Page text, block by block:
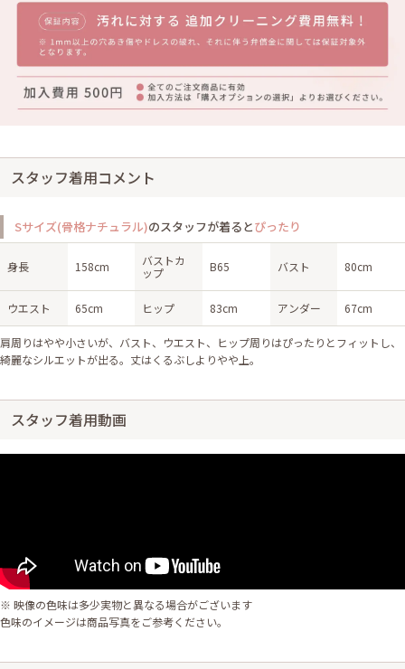
スタッフ着用コメント
Sサイズ(骨格ナチュラル)のスタッフが着るとぴったり
身長 158cm
バストカ
ップ
B65 バスト 80cm
ウエスト 65cm ヒップ 83cm アンダー 67cm
肩周りはやや小さいが、バスト、ウエスト、ヒップ周りはぴったりとフィットし、
綺麗なシルエットが出る。丈はくるぶしよりやや上。
スタッフ着用動画
※ 映像の色味は多少実物と異なる場合がございます
色味のイメージは商品写真をご参考ください。